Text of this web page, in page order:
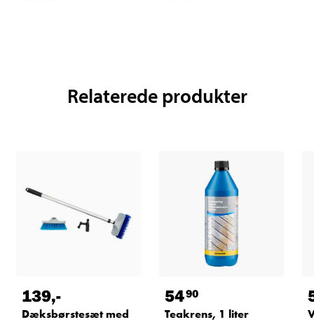
Relaterede produkter
139,-
Dæksbørstesæt med
5490
Teakrens, 1 liter